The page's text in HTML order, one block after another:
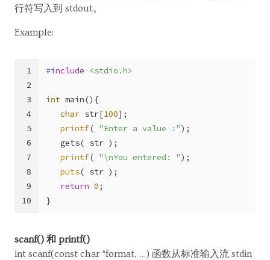
行符写入到 stdout。
Example:
1
2
3
4
5
6
7
8
9
10
#include <stdio.h>
int main() {
char str[100];
printf( "Enter a value :");
   gets( str );
printf( "\nYou entered: ");
puts( str );
return 0;
}
scanf() 和 printf()
int scanf(const char *format, …) 函数从标准输入流 stdin